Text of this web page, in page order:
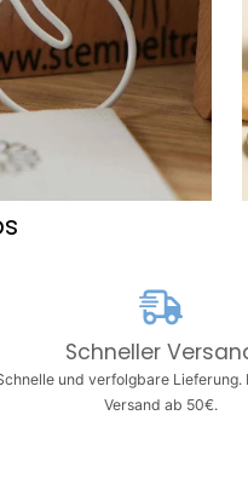
Schneller
Schneller
und verfolgbare Lieferung.
Versand ab 50€.